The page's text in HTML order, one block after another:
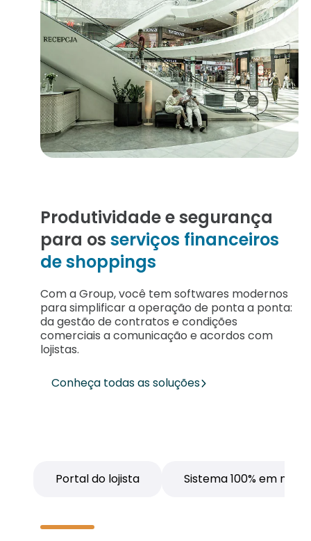
Produtividade e segurança
para os serviços financeiros
de shoppings
Com a Group, você tem softwares modernos
para simplificar a operação de ponta a ponta:
da gestão de contratos e condições
comerciais a comunicação e acordos com
lojistas.
Conheça todas as soluções
Portal do lojista Sistema 100% em